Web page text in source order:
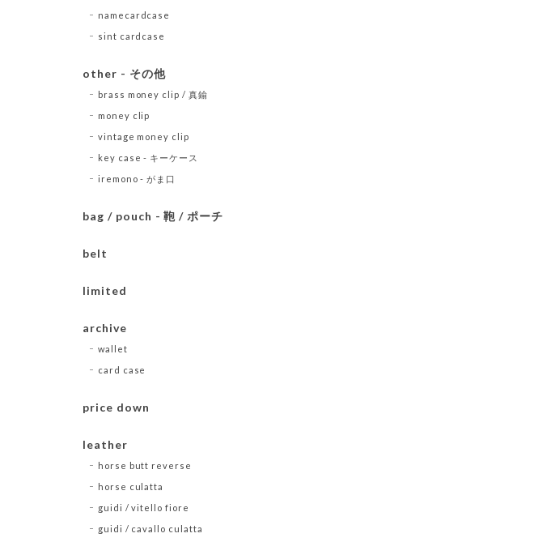
namecardcase
sint cardcase
other - その他
brass money clip / 真鍮
money clip
vintage money clip
key case - キーケース
iremono - がま口
bag / pouch - 鞄 / ポーチ
belt
limited
archive
wallet
card case
price down
leather
horse butt reverse
horse culatta
guidi / vitello fiore
guidi / cavallo culatta